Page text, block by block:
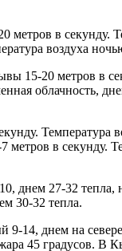
метров в секунду.
воздуха
15-20 метров в
облачность,
Температура
метров в секунду.
днем 27-32 тепла,
30-32 тепла.
14, днем на
45 градусов. В